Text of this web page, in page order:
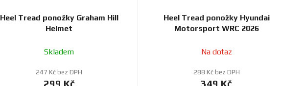
Heel Tread ponožky Graham Hill
Helmet
Skladem
247 Kč bez DPH
299 Kč
Heel Tread ponožky Hyundai
Motorsport WRC 2026
Na dotaz
288 Kč bez DPH
349 Kč